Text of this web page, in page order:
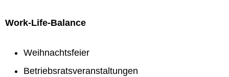
Work-Life-Balance
Weihnachtsfeier
Betriebsratsveranstaltungen